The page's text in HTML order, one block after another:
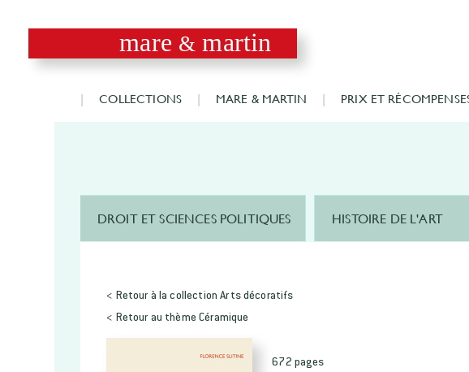
mare & martin
COLLECTIONS MARE & MARTIN PRIX ET
DROIT ET SCIENCES POLITIQUES HISTOIRE DE L'ART
< Retour à la collection Arts décoratifs
< Retour au thème Céramique
672 pages